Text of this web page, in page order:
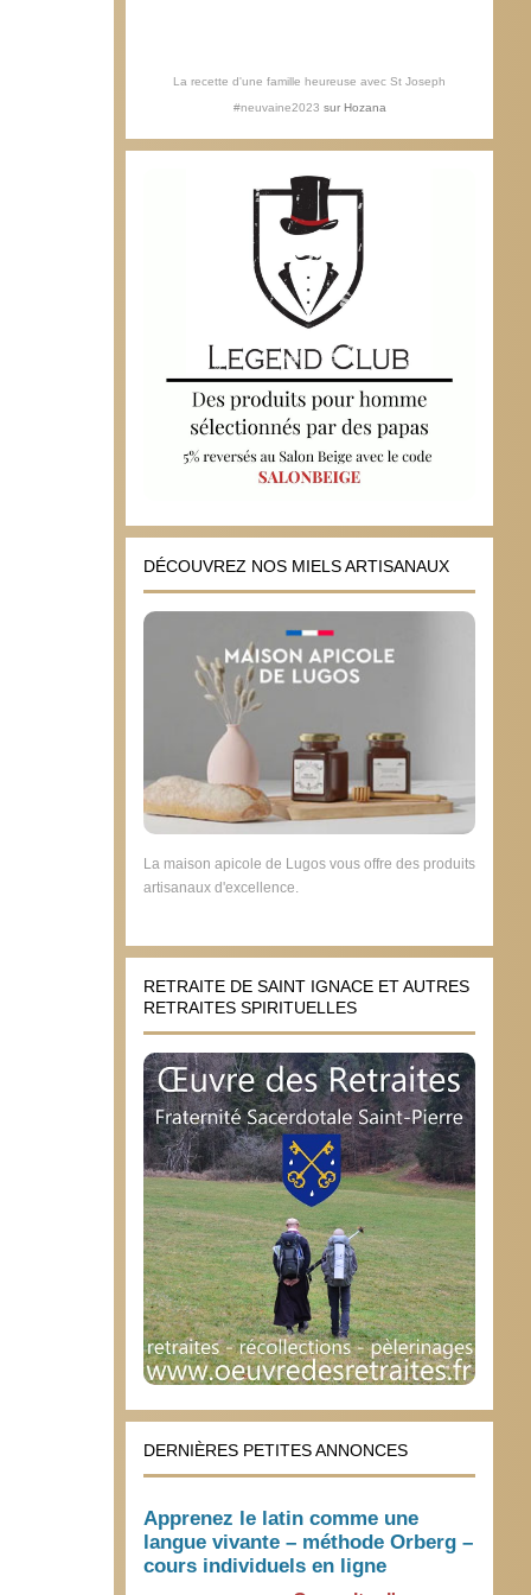
La recette d'une famille heureuse avec St Joseph
#neuvaine2023 sur Hozana
DÉCOUVREZ NOS MIELS ARTISANAUX
La maison apicole de Lugos vous offre des produits
artisanaux d'excellence.
RETRAITE DE SAINT IGNACE ET AUTRES
RETRAITES SPIRITUELLES
DERNIÈRES PETITES ANNONCES
Apprenez le latin comme une
langue vivante – méthode Orberg –
cours individuels en ligne